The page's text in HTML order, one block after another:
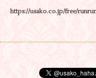
https://usako.co.jp/free/